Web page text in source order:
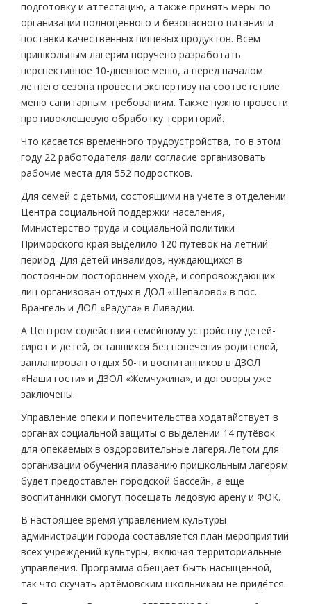
подготовку и аттестацию, а также принять меры по
организации полноценного и безопасного питания и
поставки качественных пищевых продуктов. Всем
пришкольным лагерям поручено разработать
перспективное 10-дневное меню, а перед началом
летнего сезона провести экспертизу на соответствие
меню санитарным требованиям. Также нужно провести
противоклещевую обработку территорий.
Что касается временного трудоустройства, то в этом
году 22 работодателя дали согласие организовать
рабочие места для 552 подростков.
Для семей с детьми, состоящими на учете в отделении
Центра социальной поддержки населения,
Министерство труда и социальной политики
Приморского края выделило 120 путевок на летний
период. Для детей-инвалидов, нуждающихся в
постоянном постороннем уходе, и сопровождающих
лиц организован отдых в ДОЛ «Шепалово» в пос.
Врангель и ДОЛ «Радуга» в Ливадии.
А Центром содействия семейному устройству детей-
сирот и детей, оставшихся без попечения родителей,
запланирован отдых 50-ти воспитанников в ДЗОЛ
«Наши гости» и ДЗОЛ «Жемчужина», и договоры уже
заключены.
Управление опеки и попечительства ходатайствует в
органах социальной защиты о выделении 14 путёвок
для опекаемых в оздоровительные лагеря. Летом для
организации обучения плаванию пришкольным лагерям
будет предоставлен городской бассейн, а ещё
воспитанники смогут посещать ледовую арену и ФОК.
В настоящее время управлением культуры
администрации города составляется план мероприятий
всех учреждений культуры, включая территориальные
управления. Программа обещает быть насыщенной,
так что скучать артёмовским школьникам не придётся.